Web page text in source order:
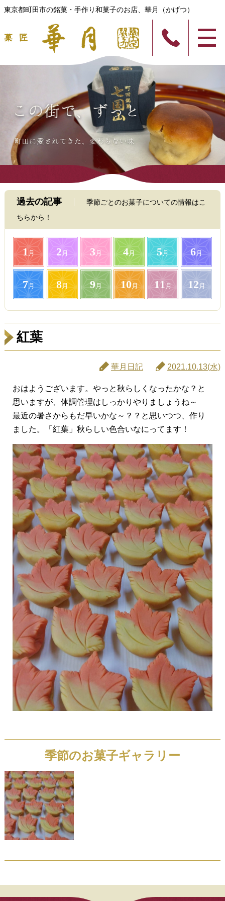
東京都町田市の銘菓・手作り和菓子のお店、華月（かげつ）
過去の記事
季節ごとのお菓子についての情報はこ
ちらから！
1月 2 月 3 月 4月 5月 6月
7月 8月 9月 10月 11 月 12 月
紅葉
華月日記 2021.10.13(水)
おはようございます。やっと秋らしくなったかな？と
思いますが、体調管理はしっかりやりましょうね～
最近の暑さからもだ早いかな～？？と思いつつ、作り
ました。「紅葉」秋らしい色合いなにってます！
季節のお菓子ギャラリー